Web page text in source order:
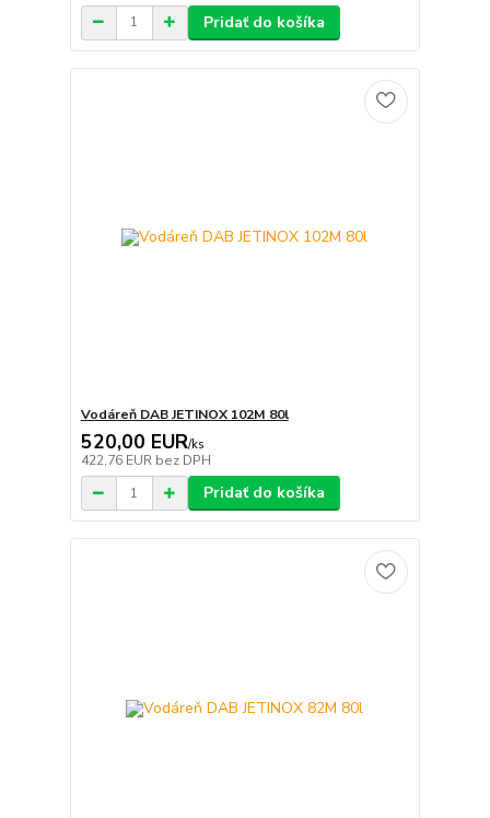
Pridať do košíka
Vodáreň DAB JETINOX 102M 80l
520,00 EUR/ks
422,76 EUR bez DPH
Pridať do košíka